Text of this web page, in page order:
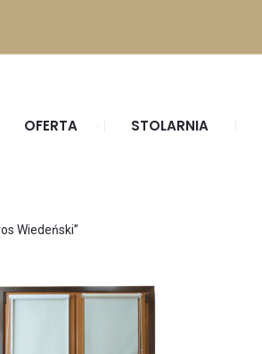
OFERTA STOLARNIA
Wiedeński”